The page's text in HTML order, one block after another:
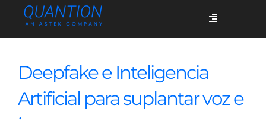
Toggle
Quiénes somos
Deepfake e Inteligencia
Artificial para suplantar voz e